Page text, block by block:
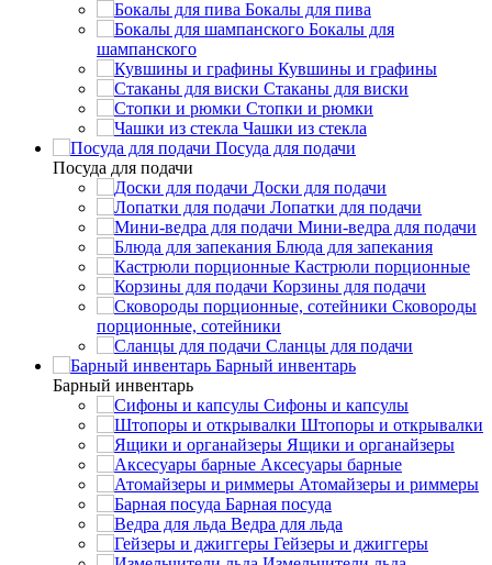
Бокалы для пива
Бокалы для
шампанского
Кувшины и графины
Стаканы для виски
Стопки и рюмки
Чашки из стекла
Посуда для подачи
Посуда для подачи
Доски для подачи
Лопатки для подачи
Мини-ведра для подачи
Блюда для запекания
Кастрюли порционные
Корзины для подачи
Сковороды
порционные, сотейники
Сланцы для подачи
Барный инвентарь
Барный инвентарь
Сифоны и капсулы
Штопоры и открывалки
Ящики и органайзеры
Аксесуары барные
Атомайзеры и риммеры
Барная посуда
Ведра для льда
Гейзеры и джиггеры